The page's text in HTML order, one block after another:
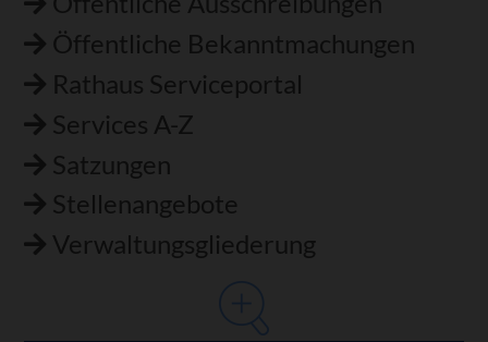
Öffentliche Bekanntmachungen
Rathaus Serviceportal
Services A-Z
Satzungen
Stellenangebote
Verwaltungsgliederung